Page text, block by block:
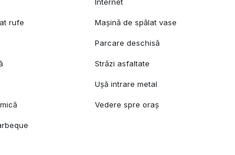
rufe Mașină de spălat vase
Parcare deschisă
Străzi asfaltate
Ușă intrare metal
Vedere spre oraș